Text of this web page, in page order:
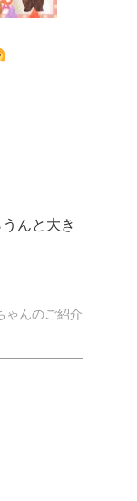
んと大き
ゃんのご紹介